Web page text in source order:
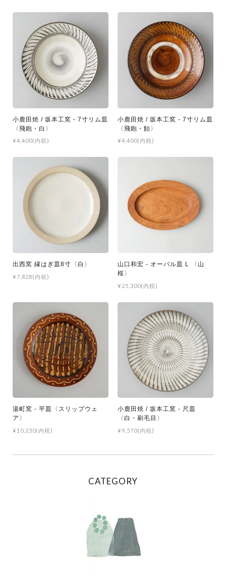
小鹿田焼 / 坂本工窯 - 7寸リム皿
〈飛鉋・白〉
¥4,400(内税)
小鹿田焼 / 坂本工窯 - 7寸リム皿
〈飛鉋・飴〉
¥4,400(内税)
出西窯 縁はぎ皿8寸〈白〉
¥7,828(内税)
山口和宏 - オーバル皿 L 〈山
桜〉
¥25,300(内税)
湯町窯 - 平皿〈スリップウェ
ア〉
¥10,230(内税)
小鹿田焼 / 坂本工窯 - 尺皿
〈白・刷毛目〉
¥9,570(内税)
CATEGORY